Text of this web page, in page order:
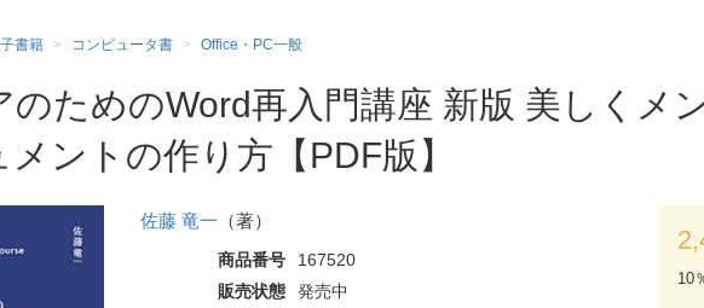
書籍 コンピュータ書 Office・PC一般
のためのWord再入門講座 新版 美しくメ
ントの作り方【PDF版】
佐藤 竜一 （著）
商品番号
167520
販売状態
発売中
10